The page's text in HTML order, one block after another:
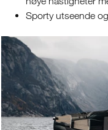
Sporty utseende